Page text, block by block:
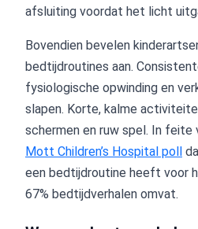
afsluiting voordat het licht
Bovendien bevelen
bedtijdroutines aan.
fysiologische opwinding en
slapen. Korte, kalme
schermen en ruw spel. In feite
Mott Children’s Hospital poll
een bedtijdroutine heeft voor
67% bedtijdverhalen omvat.